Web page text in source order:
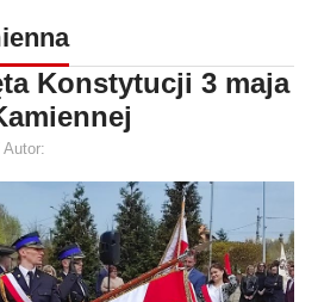
Konstytucji 3 maja
Autor: